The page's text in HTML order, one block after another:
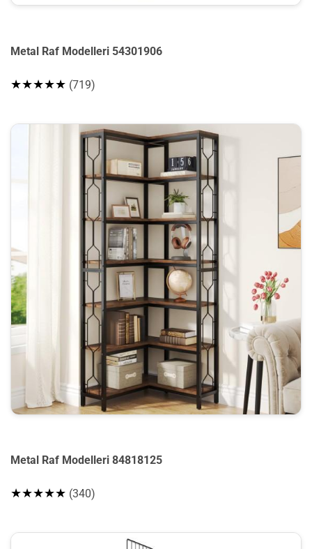
Metal Raf Modelleri 54301906
★★★★★ (719)
Metal Raf Modelleri 84818125
★★★★★ (340)